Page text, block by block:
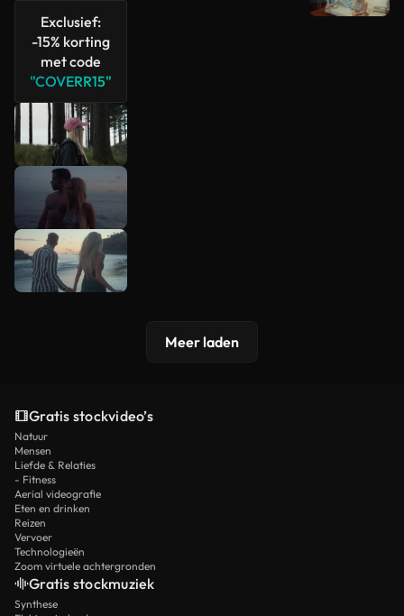
Exclusief:
-15% korting
met code
"COVERR15"
Meer laden
Gratis stockvideo’s
Natuur
Mensen
Liefde & Relaties
- Fitness
Aerial videografie
Eten en drinken
Reizen
Vervoer
Technologieën
Zoom virtuele achtergronden
Gratis stockmuziek
Synthese